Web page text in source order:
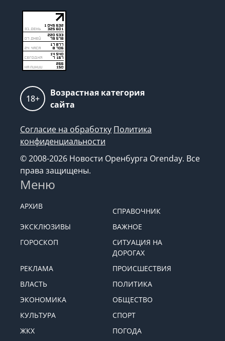
18+
Возрастная категория
сайта
Согласие на обработку Политика
конфиденциальности
© 2008-2026 Новости Оренбурга Orenday. Все
права защищены.
Меню
АРХИВ
СПРАВОЧНИК
ЭКСКЛЮЗИВЫ
ВАЖНОЕ
ГОРОСКОП
СИТУАЦИЯ НА
ДОРОГАХ
РЕКЛАМА
ПРОИСШЕСТВИЯ
ВЛАСТЬ
ПОЛИТИКА
ЭКОНОМИКА
ОБЩЕСТВО
КУЛЬТУРА
СПОРТ
ЖКХ
ПОГОДА